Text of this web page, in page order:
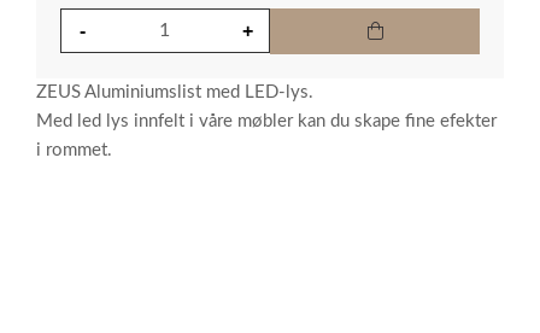
ZEUS Aluminiumslist med LED-lys.
Med led lys innfelt i våre møbler kan du skape fine efekter
i rommet.